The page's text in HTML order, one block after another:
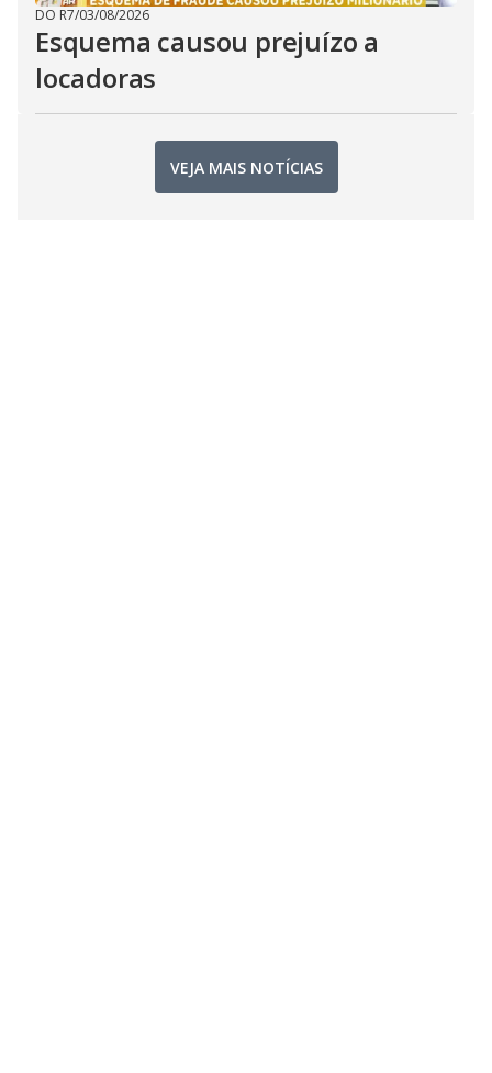
DO R7/03/08/2026
Esquema causou prejuízo a
locadoras
VEJA MAIS NOTÍCIAS